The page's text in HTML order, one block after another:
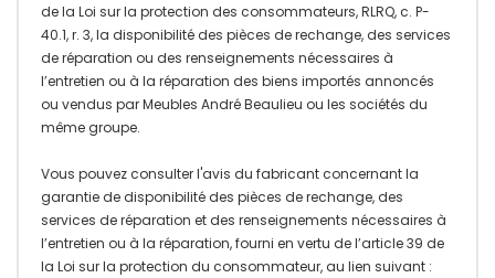
de la Loi sur la protection des consommateurs, RLRQ, c. P-
40.1, r. 3, la disponibilité des pièces de rechange, des services
de réparation ou des renseignements nécessaires à
l’entretien ou à la réparation des biens importés annoncés
ou vendus par Meubles André Beaulieu ou les sociétés du
même groupe.
Vous pouvez consulter l'avis du fabricant concernant la
garantie de disponibilité des pièces de rechange, des
services de réparation et des renseignements nécessaires à
l’entretien ou à la réparation, fourni en vertu de l’article 39 de
la Loi sur la protection du consommateur, au lien suivant :